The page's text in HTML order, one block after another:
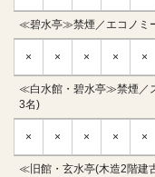
≪碧水亭≫禁煙／エコノミ
× × × × ×
≪白水館・碧水亭≫禁煙／
3名)
× × × × ×
≪旧館・玄水亭(木造2階建